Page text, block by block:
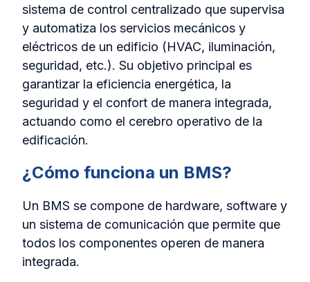
sistema de control centralizado que supervisa
y automatiza los servicios mecánicos y
eléctricos de un edificio (HVAC, iluminación,
seguridad, etc.). Su objetivo principal es
garantizar la eficiencia energética, la
seguridad y el confort de manera integrada,
actuando como el cerebro operativo de la
edificación.
¿Cómo funciona un BMS?
Un BMS se compone de hardware, software y
un sistema de comunicación que permite que
todos los componentes operen de manera
integrada.